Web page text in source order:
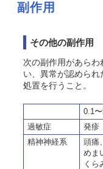
副作用
その他の副作用
次の副作用があら
い、異常が認めら
処置を行うこと。
0.1
過敏症
発疹
精神神経系
頭痛
めま
くら